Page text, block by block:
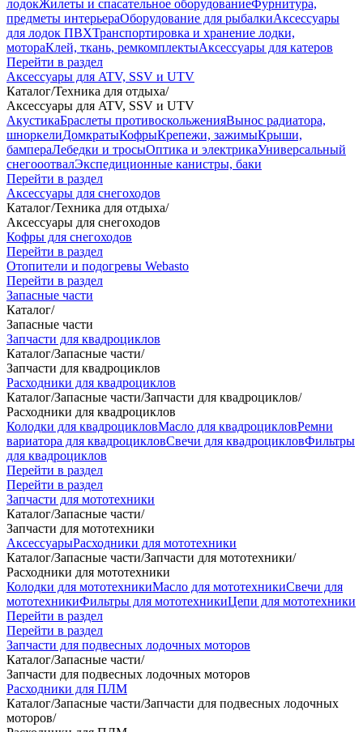
лодокЖилеты и спасательное оборудованиеФурнитура,
предметы интерьераОборудование для рыбалкиАксессуары
для лодок ПВХТранспортировка и хранение лодки,
мотораКлей, ткань, ремкомплектыАксессуары для катеров
Перейти в раздел
Аксессуары для ATV, SSV и UTV
Каталог/Техника для отдыха/
Аксессуары для ATV, SSV и UTV
АкустикаБраслеты противоскольженияВынос радиатора,
шноркелиДомкратыКофрыКрепежи, зажимыКрыши,
бампераЛебедки и тросыОптика и электрикаУниверсальный
снегооотвалЭкспедиционные канистры, баки
Перейти в раздел
Аксессуары для снегоходов
Каталог/Техника для отдыха/
Аксессуары для снегоходов
Кофры для снегоходов
Перейти в раздел
Отопители и подогревы Webasto
Перейти в раздел
Запасные части
Каталог/
Запасные части
Запчасти для квадроциклов
Каталог/Запасные части/
Запчасти для квадроциклов
Расходники для квадроциклов
Каталог/Запасные части/Запчасти для квадроциклов/
Расходники для квадроциклов
Колодки для квадроцикловМасло для квадроцикловРемни
вариатора для квадроцикловСвечи для квадроцикловФильтры
для квадроциклов
Перейти в раздел
Перейти в раздел
Запчасти для мототехники
Каталог/Запасные части/
Запчасти для мототехники
АксессуарыРасходники для мототехники
Каталог/Запасные части/Запчасти для мототехники/
Расходники для мототехники
Колодки для мототехникиМасло для мототехникиСвечи для
мототехникиФильтры для мототехникиЦепи для мототехники
Перейти в раздел
Перейти в раздел
Запчасти для подвесных лодочных моторов
Каталог/Запасные части/
Запчасти для подвесных лодочных моторов
Расходники для ПЛМ
Каталог/Запасные части/Запчасти для подвесных лодочных
моторов/